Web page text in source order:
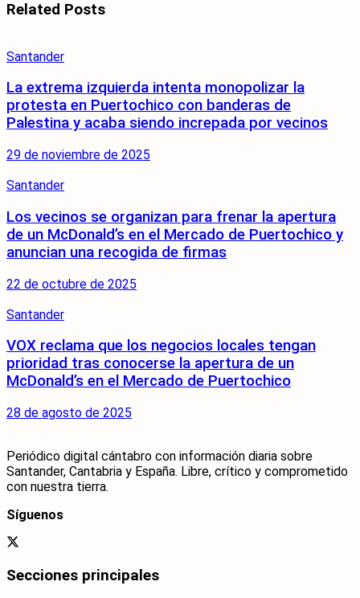
Related Posts
Santander
La extrema izquierda intenta monopolizar la
protesta en Puertochico con banderas de
Palestina y acaba siendo increpada por vecinos
29 de noviembre de 2025
Santander
Los vecinos se organizan para frenar la apertura
de un McDonald’s en el Mercado de Puertochico y
anuncian una recogida de firmas
22 de octubre de 2025
Santander
VOX reclama que los negocios locales tengan
prioridad tras conocerse la apertura de un
McDonald’s en el Mercado de Puertochico
28 de agosto de 2025
Periódico digital cántabro con información diaria sobre
Santander, Cantabria y España. Libre, crítico y comprometido
con nuestra tierra.
Síguenos
Secciones principales